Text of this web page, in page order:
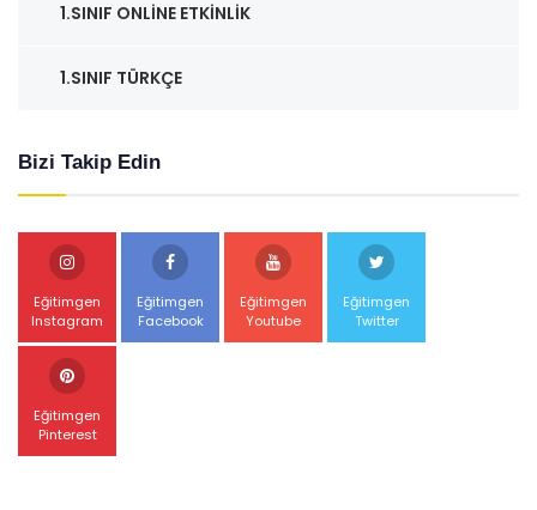
1.SINIF ONLINE ETKINLIK
1.SINIF TÜRKÇE
Bizi Takip Edin
Eğitimgen
Instagram
Eğitimgen
Facebook
Eğitimgen
Youtube
Eğitimgen
Twitter
Eğitimgen
Pinterest